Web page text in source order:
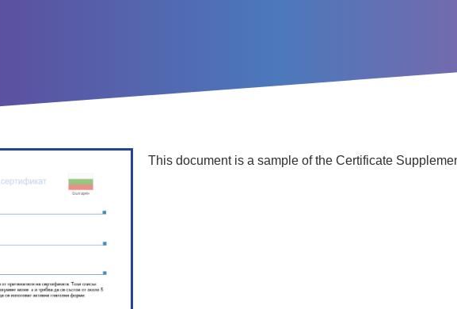
This document is a sample of the Certificate